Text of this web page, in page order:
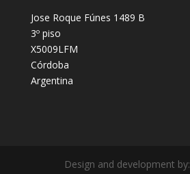
Jose Roque Fúnes 1489 B
3º piso
X5009LFM
Córdoba
Argentina
Design and development by: